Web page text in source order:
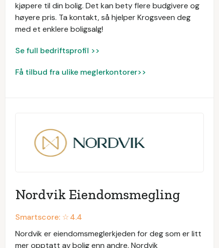
kjøpere til din bolig. Det kan bety flere budgivere og
høyere pris. Ta kontakt, så hjelper Krogsveen deg
med et enklere boligsalg!
Se full bedriftsprofil >>
Få tilbud fra ulike meglerkontorer>>
Nordvik Eiendomsmegling
Smartscore: ☆4.4
Nordvik er eiendomsmeglerkjeden for deg som er litt
mer opptatt av bolig enn andre. Nordvik